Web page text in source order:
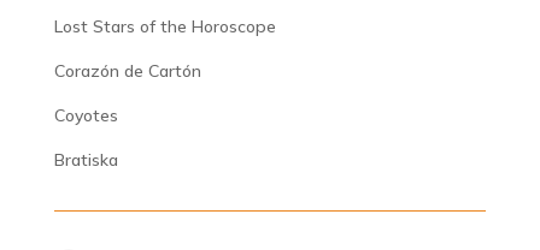
Lost Stars of the Horoscope
Corazón de Cartón
Coyotes
Bratiska